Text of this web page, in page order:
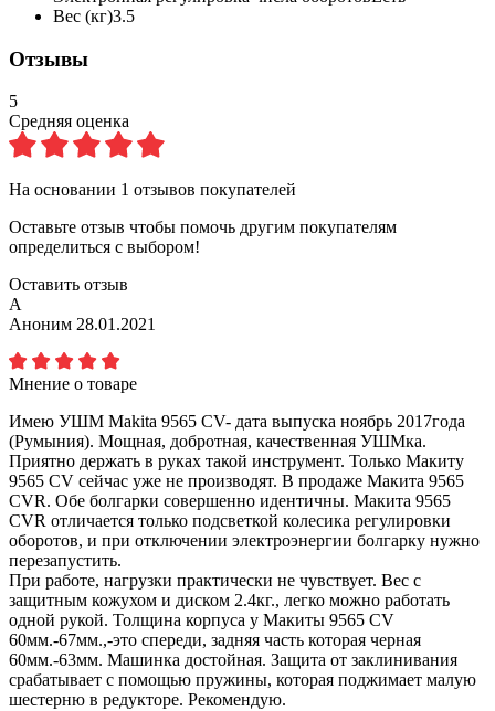
Вес (кг)3.5
Отзывы
5
Средняя оценка
На основании 1 отзывов покупателей
Оставьте отзыв чтобы помочь другим покупателям
определиться с выбором!
Оставить отзыв
А
Аноним 28.01.2021
Мнение о товаре
Имею УШМ Makita 9565 CV- дата выпуска ноябрь 2017года
(Румыния). Мощная, добротная, качественная УШМка.
Приятно держать в руках такой инструмент. Только Макиту
9565 CV сейчас уже не производят. В продаже Макита 9565
CVR. Обе болгарки совершенно идентичны. Макита 9565
CVR отличается только подсветкой колесика регулировки
оборотов, и при отключении электроэнергии болгарку нужно
перезапустить.
При работе, нагрузки практически не чувствует. Вес c
защитным кожухом и диском 2.4кг., легко можно работать
одной рукой. Толщина корпуса у Макиты 9565 CV
60мм.-67мм.,-это спереди, задняя часть которая черная
60мм.-63мм. Машинка достойная. Защита от заклинивания
срабатывает с помощью пружины, которая поджимает малую
шестерню в редукторе. Рекомендую.